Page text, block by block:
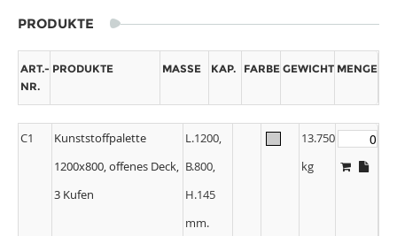
PRODUKTE
ART.-
NR.
PRODUKTE MASSE KAP. FARBE GEWICHT MENGE
C1
Kunststoffpalette
1200x800, offenes Deck,
3 Kufen
L.1200,
B.800,
H.145
mm.
13.750
kg